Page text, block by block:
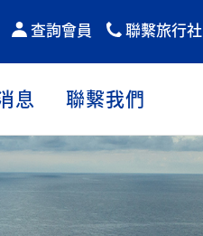
查詢會員 聯繫旅行社
息 聯繫我們